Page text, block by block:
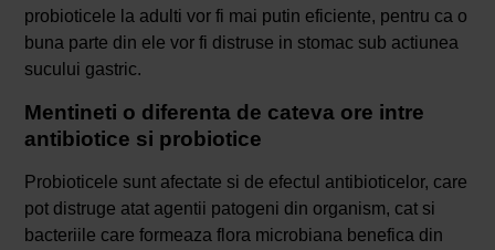
probioticele la adulti vor fi mai putin eficiente, pentru ca o
buna parte din ele vor fi distruse in stomac sub actiunea
sucului gastric.
Mentineti o diferenta de cateva ore intre
antibiotice si probiotice
Probioticele sunt afectate si de efectul antibioticelor, care
pot distruge atat agentii patogeni din organism, cat si
bacteriile care formeaza flora microbiana benefica din